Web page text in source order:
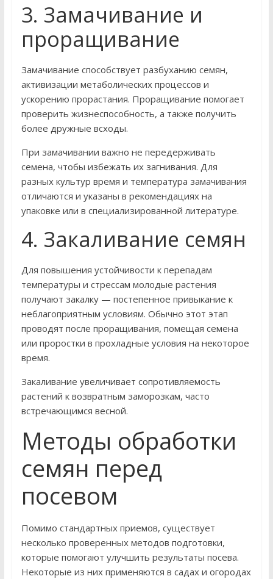
3. Замачивание и
проращивание
Замачивание способствует разбуханию семян,
активизации метаболических процессов и
ускорению прорастания. Проращивание помогает
проверить жизнеспособность, а также получить
более дружные всходы.
При замачивании важно не передерживать
семена, чтобы избежать их загнивания. Для
разных культур время и температура замачивания
отличаются и указаны в рекомендациях на
упаковке или в специализированной литературе.
4. Закаливание семян
Для повышения устойчивости к перепадам
температуры и стрессам молодые растения
получают закалку — постепенное привыкание к
неблагоприятным условиям. Обычно этот этап
проводят после проращивания, помещая семена
или проростки в прохладные условия на некоторое
время.
Закаливание увеличивает сопротивляемость
растений к возвратным заморозкам, часто
встречающимся весной.
Методы обработки
семян перед
посевом
Помимо стандартных приемов, существует
несколько проверенных методов подготовки,
которые помогают улучшить результаты посева.
Некоторые из них применяются в садах и огородах